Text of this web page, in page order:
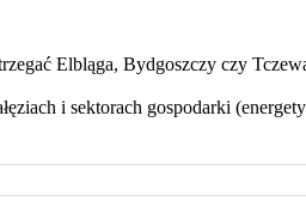
Elbląga, Bydgoszczy czy
i sektorach gospodarki